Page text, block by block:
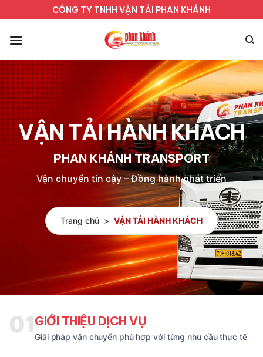
qua
nội
CÔNG TY TNHH VẬN TẢI PHAN KHÁNH
VẬN TẢI HÀNH KHÁCH
PHAN KHÁNH TRANSPORT
Vận chuyển tin cậy – Đồng hành phát triển
Trang chủ > VẬN TẢI HÀNH KHÁCH
01GIỚI THIỆU DỊCH VỤ
Giải pháp vận chuyển phù hợp với từng nhu cầu thực tế